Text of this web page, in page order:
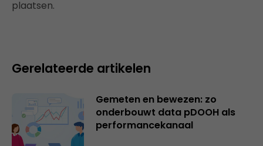
plaatsen.
Gerelateerde artikelen
Gemeten en bewezen: zo
onderbouwt data pDOOH als
performancekanaal